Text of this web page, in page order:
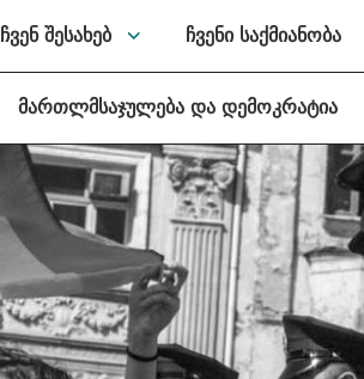
ჩვენ შესახებ ჩვენი საქმიანობა
მართლმსაჯულება და დემოკრატია